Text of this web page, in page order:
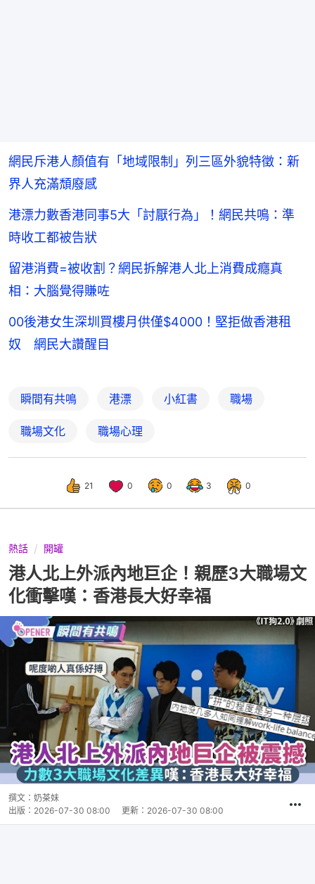
網民斥港人顏值有「地域限制」列三區外貌特徵：新
界人充滿頹廢感
港漂力數香港同事5大「討厭行為」！網民共鳴：準
時收工都被告狀
留港消費=被收割？網民拆解港人北上消費成癮真
相：大腦覺得賺咗
00後港女生深圳買樓月供僅$4000！堅拒做香港租
奴 網民大讚醒目
瞬間有共鳴 港漂 小紅書 職場
職場文化 職場心理
21 0 0 3 0
熱話 開罐
港人北上外派內地巨企！親歷3大職場文
化衝擊嘆：香港長大好幸福
撰文： 奶茶妹
出版： 2026-07-30 08:00 更新： 2026-07-30 08:00